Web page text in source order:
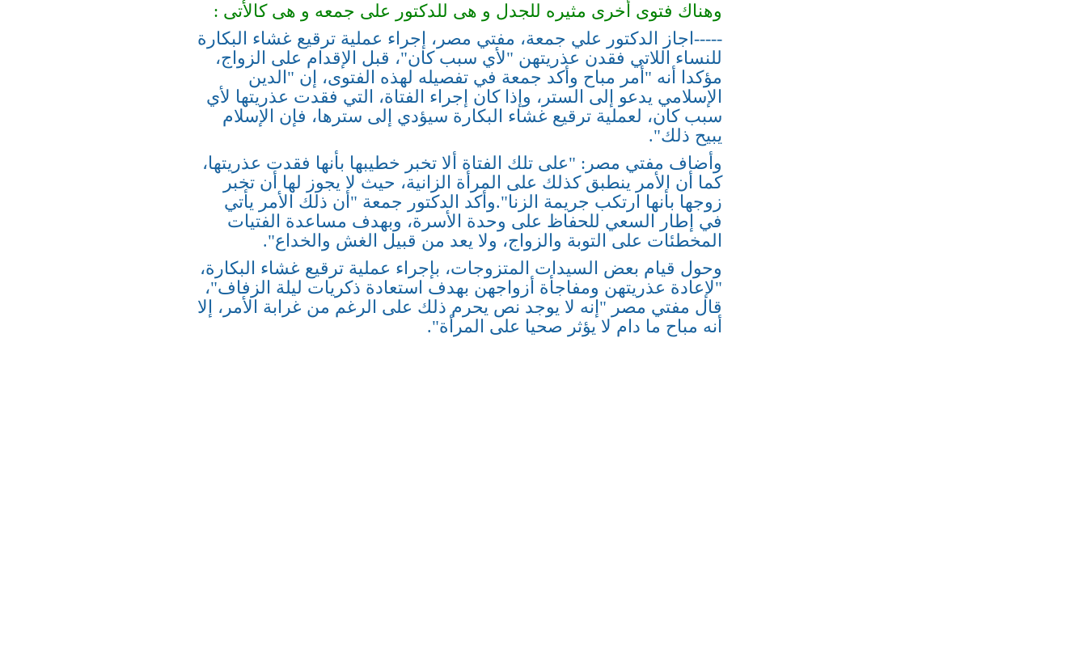
وهناك فتوى أخرى مثيره للجدل و هى للدكتور على جمعه و هى كالأتى :
-----اجاز الدكتور علي جمعة، مفتي مصر، إجراء عملية ترقيع غشاء البكارة
للنساء اللاتي فقدن عذريتهن "لأي سبب كان"، قبل الإقدام على الزواج،
مؤكدا أنه "أمر مباح وأكد جمعة في تفصيله لهذه الفتوى، إن "الدين
الإسلامي يدعو إلى الستر، وإذا كان إجراء الفتاة، التي فقدت عذريتها لأي
سبب كان، لعملية ترقيع غشاء البكارة سيؤدي إلى سترها، فإن الإسلام
يبيح ذلك".
وأضاف مفتي مصر: "على تلك الفتاة ألا تخبر خطيبها بأنها فقدت عذريتها،
كما أن الأمر ينطبق كذلك على المرأة الزانية، حيث لا يجوز لها أن تخبر
زوجها بأنها ارتكب جريمة الزنا".وأكد الدكتور جمعة "أن ذلك الأمر يأتي
في إطار السعي للحفاظ على وحدة الأسرة، وبهدف مساعدة الفتيات
المخطئات على التوبة والزواج، ولا يعد من قبيل الغش والخداع".
وحول قيام بعض السيدات المتزوجات، بإجراء عملية ترقيع غشاء البكارة،
"لإعادة عذريتهن ومفاجأة أزواجهن بهدف استعادة ذكريات ليلة الزفاف"،
قال مفتي مصر "إنه لا يوجد نص يحرم ذلك على الرغم من غرابة الأمر، إلا
أنه مباح ما دام لا يؤثر صحيا على المرأة".